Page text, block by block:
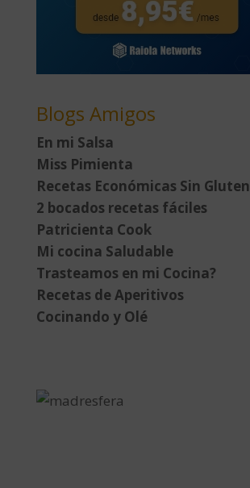
Blogs Amigos
En mi Salsa
Miss Pimienta
Recetas Económicas Sin Gluten
2 bocados recetas fáciles
Patricienta Cook
Mi cocina Saludable
Trasteamos en mi Cocina?
Recetas de Aperitivos
Cocinando y Olé